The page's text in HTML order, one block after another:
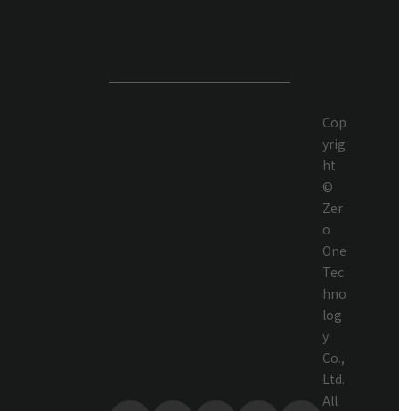
Cop
yrig
ht
©
Zer
o
One
Tec
hno
log
y
Co.,
Ltd.
All